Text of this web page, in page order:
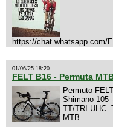
https://chat.whatsapp.com/
01/06/25 18:20
FELT B16 - Permuta
Permuto
Shimano 105
TT/TRI UHC.
MTB.